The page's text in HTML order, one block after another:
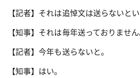
【記者】それは追悼文は送らないと
【知事】それは毎年送っておりません
【記者】今年も送らないと。
【知事】はい。